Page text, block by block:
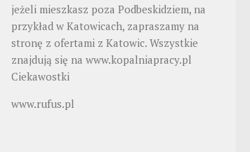
jeżeli mieszkasz poza Podbeskidziem, na
przykład w Katowicach, zapraszamy na
stronę z ofertami z Katowic. Wszystkie
znajdują się na www.kopalniapracy.pl
Ciekawostki
www.rufus.pl